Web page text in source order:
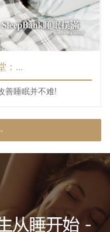
：...
善睡眠并不难!